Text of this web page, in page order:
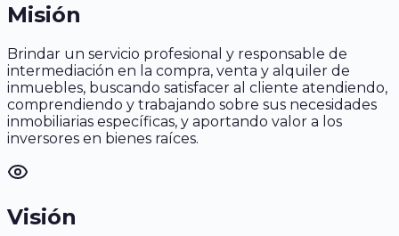
Misión
Brindar un servicio profesional y responsable de
intermediación en la compra, venta y alquiler de
inmuebles, buscando satisfacer al cliente atendiendo,
comprendiendo y trabajando sobre sus necesidades
inmobiliarias específicas, y aportando valor a los
inversores en bienes raíces.
Visión